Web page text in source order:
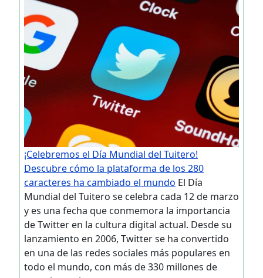
¡Celebremos el Día Mundial del Tuitero!
Descubre cómo la plataforma de los 280
caracteres ha cambiado el mundo El Día
Mundial del Tuitero se celebra cada 12 de marzo
y es una fecha que conmemora la importancia
de Twitter en la cultura digital actual. Desde su
lanzamiento en 2006, Twitter se ha convertido
en una de las redes sociales más populares en
todo el mundo, con más de 330 millones de